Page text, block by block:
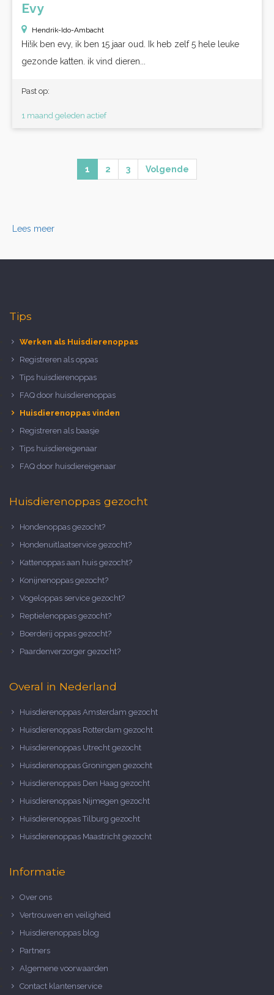
Evy
Hendrik-Ido-Ambacht
Hi!ik ben evy, ik ben 15 jaar oud. Ik heb zelf 5 hele leuke
gezonde katten. ik vind dieren...
Past op:
1 maand geleden actief
1 2 3 Volgende
Lees meer
Tips
Werken als Huisdierenoppas
Registreren als oppas
Tips huisdierenoppas
FAQ door huisdierenoppas
Huisdierenoppas vinden
Registreren als baasje
Tips huisdiereigenaar
FAQ door huisdiereigenaar
Huisdierenoppas gezocht
Hondenoppas gezocht?
Hondenuitlaatservice gezocht?
Kattenoppas aan huis gezocht?
Konijnenoppas gezocht?
Vogeloppas service gezocht?
Reptielenoppas gezocht?
Boerderij oppas gezocht?
Paardenverzorger gezocht?
Overal in Nederland
Huisdierenoppas Amsterdam gezocht
Huisdierenoppas Rotterdam gezocht
Huisdierenoppas Utrecht gezocht
Huisdierenoppas Groningen gezocht
Huisdierenoppas Den Haag gezocht
Huisdierenoppas Nijmegen gezocht
Huisdierenoppas Tilburg gezocht
Huisdierenoppas Maastricht gezocht
Informatie
Over ons
Vertrouwen en veiligheid
Huisdierenoppas blog
Partners
Algemene voorwaarden
Contact klantenservice